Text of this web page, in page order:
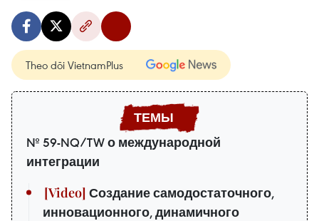
Theo dõi VietnamPlus
№ 59-NQ/TW о международной
интеграции
Создание самодостаточного,
инновационного, динамичного